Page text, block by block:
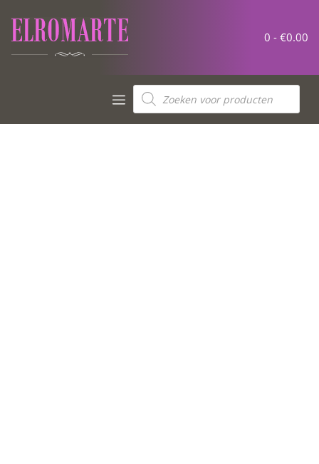
0 - €0.00